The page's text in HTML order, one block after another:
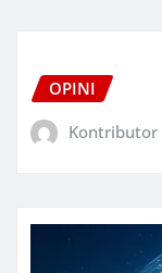
OPINI
Kontributor